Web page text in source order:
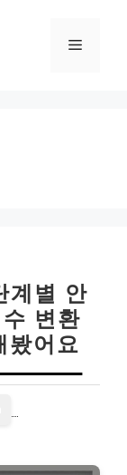
메
계별 안
변환
봤어요